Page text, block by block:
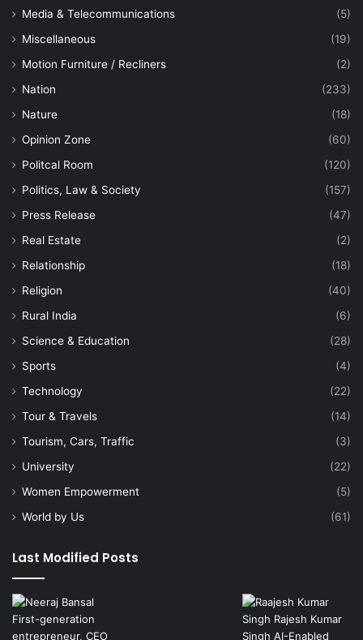
Media & Telecommunications
(5)
Miscellaneous
(19)
Motion Furniture / Recliners
(2)
Nation
(233)
Nature
(18)
Opinion Zone
(60)
Politcal Room
(120)
Politics, Law & Society
(157)
Press Release
(47)
Real Estate
(2)
Relationship
(18)
Religion
(40)
Rural India
(6)
Science & Education
(28)
Sports
(4)
Technology
(22)
Tour & Travels
(14)
Tourism, Cars, Traffic
(3)
University
(22)
Women Empowerment
(5)
World by Us
(61)
Last Modified Posts